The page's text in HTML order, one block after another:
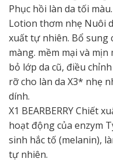
Phục hồi làn da tối
Lotion thơm nhẹ Nuôi
xuất tự nhiên. Bổ sung
màng. mềm mại và
bỏ lớp da cũ, điều
rỡ cho làn da X3* nhẹ
dính.
X1 BEARBERRY Chiết
hoạt động của enzym
sinh hắc tố (melanin),
tự nhiên.